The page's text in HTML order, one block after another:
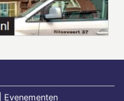
Evenementen